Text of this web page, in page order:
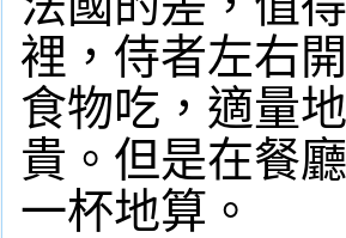
裡，侍者左右
食物吃，適量
貴。但是在餐
一杯地算。